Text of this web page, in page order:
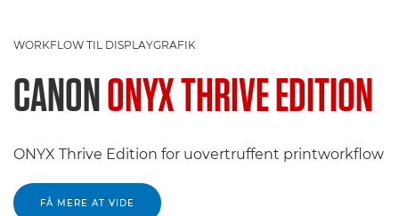
WORKFLOW TIL DISPLAYGRAFIK
CANONONYX THRIVE EDITION
ONYX Thrive Edition for uovertruffent printworkflow
FÅ MERE AT VIDE